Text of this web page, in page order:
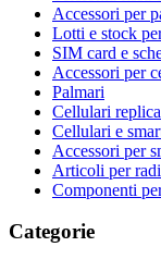
Accessori per
Lotti e stock
SIM card e
Accessori per
Palmari
Cellulari
Cellulari e
Accessori per
Articoli per
Componenti
Categorie